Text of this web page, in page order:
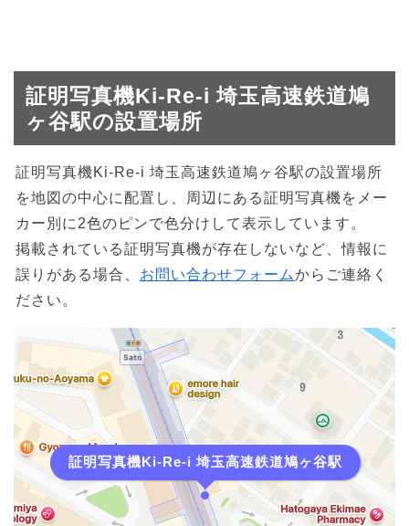
証明写真機Ki-Re-i 埼玉高速鉄道鳩
ヶ谷駅の設置場所
証明写真機Ki-Re-i 埼玉高速鉄道鳩ヶ谷駅の設置場所
を地図の中心に配置し、周辺にある証明写真機をメー
カー別に2色のピンで色分けして表示しています。
掲載されている証明写真機が存在しないなど、情報に
誤りがある場合、 お問い合わせフォームからご連絡く
ださい。
証明写真機Ki-Re-i 埼玉高速鉄道鳩ヶ谷駅